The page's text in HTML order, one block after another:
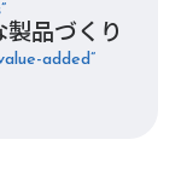
品づくり
added”